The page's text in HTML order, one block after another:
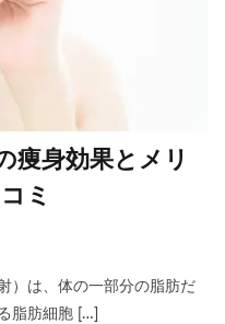
痩身効果とメリ
ミ
）は、体の一部分の脂肪だ
脂肪細胞 […]